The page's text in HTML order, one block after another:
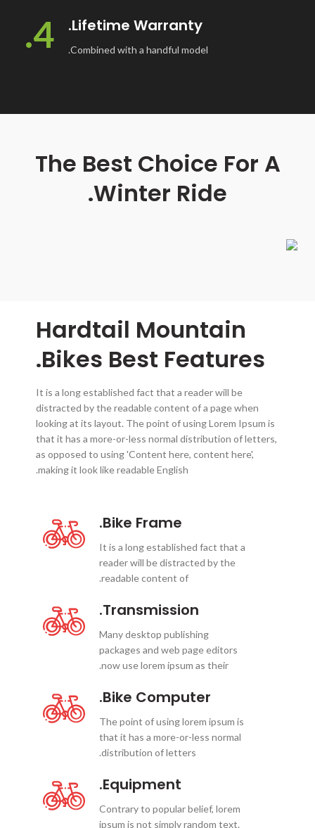
4. Lifetime Warranty.
Combined with a handful model.
The Best Choice For A
Winter Ride.
Hardtail Mountain
Bikes Best Features.
It is a long established fact that a reader will be
distracted by the readable content of a page when
looking at its layout. The point of using Lorem Ipsum is
that it has a more-or-less normal distribution of letters,
as opposed to using 'Content here, content here',
making it look like readable English.
Bike Frame.
It is a long established fact that a
reader will be distracted by the
readable content of.
Transmission.
Many desktop publishing
packages and web page editors
now use lorem ipsum as their.
Bike Computer.
The point of using lorem ipsum is
that it has a more-or-less normal
distribution of letters.
Equipment.
Contrary to popular belief, lorem
ipsum is not simply random text.